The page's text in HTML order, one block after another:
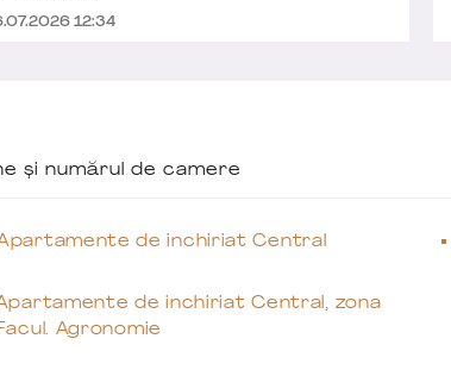
12:34
și numărul de camere
de inchiriat Central
de inchiriat Central, zona
Agronomie